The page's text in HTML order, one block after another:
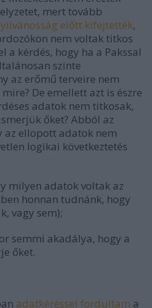
mert tovább
előtt kifejtették,
nem voltak titkos
a kérdés, hogy ha a Pakssal
szinte
az erőmű terveire nem
De emellett azt is észre
adatok nem titkosak,
őket? Abból az
ellopott adatok nem
logikai következtetés
milyen adatok voltak az
honnan tudnánk, hogy
vagy sem);
semmi akadálya, hogy a
őket.
adatkéréssel fordultam a